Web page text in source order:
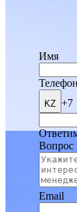
Имя
Телефон
KZ +7
Вопрос
Email